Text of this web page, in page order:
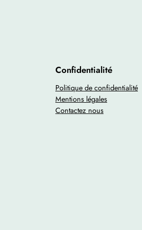
Confidentialité
Politique de confidentialité
Mentions légales
Contactez nous